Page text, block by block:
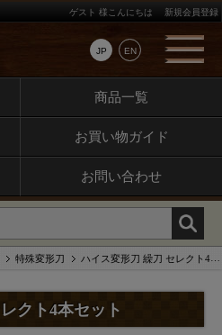
JP EN
ゲスト 様こんにちは 新規会員登録
商品一覧
お買い物ガイド
お問い合わせ
特殊変形刀 ハイス変形刀 繰刀 セレクト4本セット
クト4本セット